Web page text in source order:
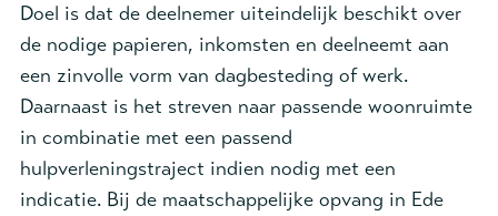
Doel is dat de deelnemer uiteindelijk beschikt over
de nodige papieren, inkomsten en deelneemt aan
een zinvolle vorm van dagbesteding of werk.
Daarnaast is het streven naar passende woonruimte
in combinatie met een passend
hulpverleningstraject indien nodig met een
indicatie. Bij de maatschappelijke opvang in Ede